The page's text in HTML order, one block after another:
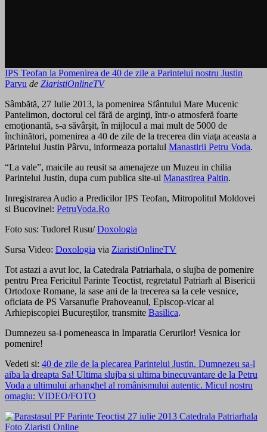
IPS Teofan la Pomenirea de 40 de zile a Parintelui nostru Justin
Parvu de ZiaristiOnlineTV
Sâmbătă, 27 Iulie 2013, la pomenirea Sfântului Mare Mucenic
Pantelimon, doctorul cel fără de arginţi, într-o atmosferă foarte
emoţionantă, s-a săvârşit, în mijlocul a mai mult de 5000 de
închinători, pomenirea a 40 de zile de la trecerea din viaţa aceasta a
Părintelui Justin Pârvu, informeaza portalul Manastirii Petru Voda.
“La vale”, maicile au reusit sa amenajeze un Muzeu in chilia
Parintelui Justin, dupa cum publica site-ul Manastirea Paltin.
Inregistrarea Audio a Predicilor IPS Teofan, Mitropolitul Moldovei
si Bucovinei: PetruVoda.Ro
Foto sus: Tudorel Rusu/Doxologia
Sursa Video: Doxologia via ZiaristiOnlineTV
Tot astazi a avut loc, la Catedrala Patriarhala, o slujba de pomenire
pentru Prea Fericitul Parinte Teoctist, regretatul Patriarh al Bisericii
Ortodoxe Romane, la sase ani de la trecerea sa la cele vesnice,
oficiata de PS Varsanufie Prahoveanul, Episcop-vicar al
Arhiepiscopiei Bucureștilor, transmite Basilica.
Dumnezeu sa-i pomeneasca in Imparatia Cerurilor! Vesnica lor
pomenire!
Vedeti si: 40 de zile de la plecarea Parintelui Justin. Dumnezeu sa-l
aiba la dreapta Sa! Ultima slujba si ultima binecuvantare de la Petru
Voda a ultimului arhanghel al românismului autentic. Micul nostru
omagiu: VIDEO/FOTO